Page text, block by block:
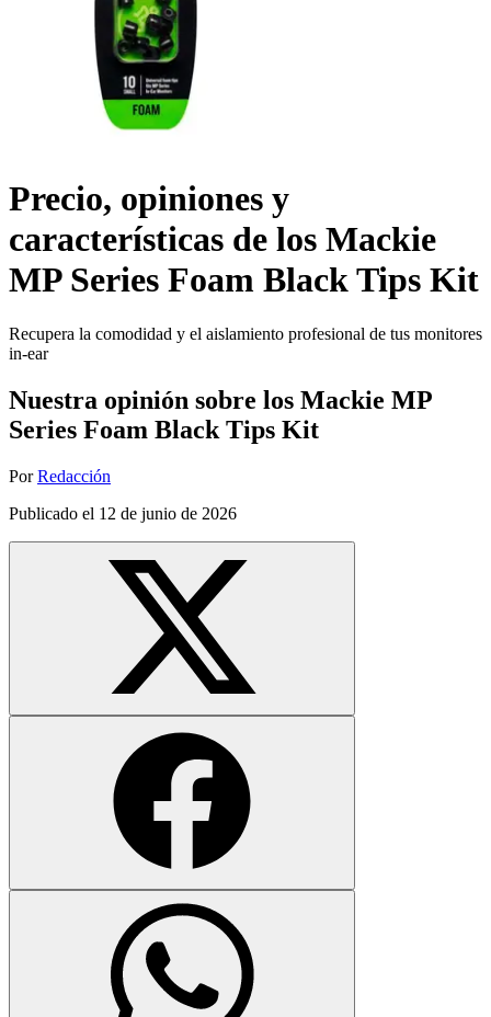
Precio, opiniones y
características de los Mackie
MP Series Foam Black Tips Kit
Recupera la comodidad y el aislamiento profesional de tus monitores
in-ear
Nuestra opinión sobre los Mackie MP
Series Foam Black Tips Kit
Por Redacción
Publicado el 12 de junio de 2026